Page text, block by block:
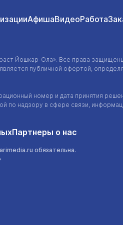
АфишаВидеоРабота
Йошкар-Ола». Все права
публичной офертой,
номер и дата принятия
по надзору в сфере связи,
Партнеры о нас
обязательна.